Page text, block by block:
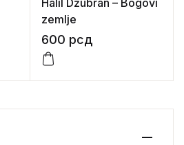
Halil Džubran – Bogovi
zemlje
600 рсд